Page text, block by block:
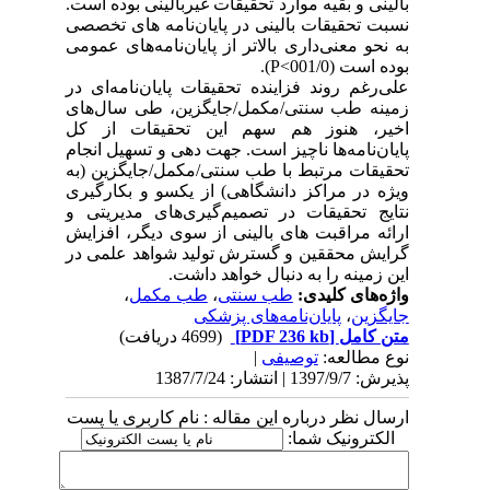
بالینی و بقیه موارد تحقیقات غیربالینی بوده است.
نسبت تحقیقات بالینی در پایان‌نامه های تخصصی
به نحو معنی‌داری بالاتر از پایان‌نامه‌های عمومی
بوده است (001/0>P).
علی‌رغم روند فزاینده تحقیقات پایان‌نامه‌ای در
زمینه طب سنتی/مکمل/جایگزین، طی سال‌های
اخیر، هنوز هم سهم این تحقیقات از کل
پایان‌نامه‌ها ناچیز است. جهت دهی و تسهیل انجام
تحقیقات مرتبط با طب سنتی/مکمل/جایگزین (به
ویژه در مراکز دانشگاهی) از یکسو و بکارگیری
نتایج تحقیقات در تصمیم‌گیری‌های مدیریتی و
ارائه مراقبت های بالینی از سوی دیگر، افزایش
گرایش محققین و گسترش تولید شواهد علمی در
این زمینه را به دنبال خواهد داشت.
واژه‌های کلیدی:طب سنتی،طب مکمل،
جایگزین،پایان‌نامه‌های پزشکی
متن کامل[PDF 236 kb]
نوع مطالعه:توصیفی|
پذیرش: 1397/9/7 | انتشار: 1387/7/24
ارسال نظر درباره این مقاله : نام کاربری یا پست
الکترونیک شما: